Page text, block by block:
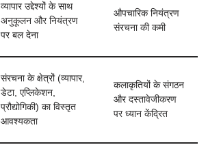
व्यापार उद्देश्यों के साथ
अनुकूलन और नियंत्रण
पर बल देना
औपचारिक नियंत्रण
संरचना की कमी
संरचना के क्षेत्रों (व्यापार,
डेटा, एप्लिकेशन,
प्रौद्योगिकी) का विस्तृत
आवश्यकता
कलाकृतियों के संगठन
और दस्तावेजीकरण
पर ध्यान केंद्रित